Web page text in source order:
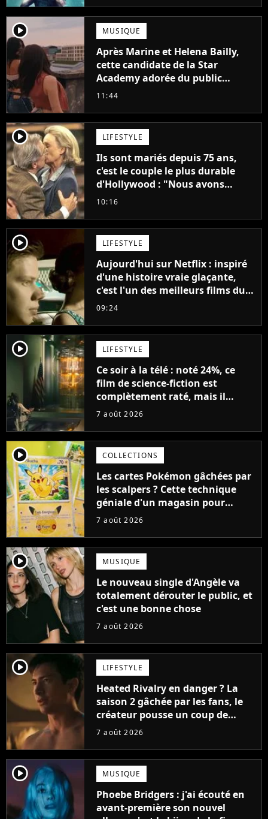
player2 MUSIQUE
Après Marine et Helena Bailly,
cette candidate de la Star
Academy adorée du public
annonce son premier album,
11:44
player2 LIFESTYLE
Ils sont mariés depuis 75 ans,
c'est le couple le plus durable
d'Hollywood : "Nous avons
avancé jour après jour, et les
décennies"
10:16
player2 LIFESTYLE
Aujourd'hui sur Netflix : inspiré
d'une histoire vraie glaçante,
c'est l'un des meilleurs films du
21ème siècle
09:24
player2 LIFESTYLE
Ce soir à la télé : noté 24%, ce
film de science-fiction est
complètement raté, mais il
aurait pu être encore pire à
7 août 2026
player2 COLLECTIONS
Les cartes Pokémon gâchées par
les scalpers ? Cette technique
géniale d'un magasin pour
ruiner les revendeurs
7 août 2026
player2 MUSIQUE
Le nouveau single d'Angèle va
totalement dérouter le public, et
c'est une bonne chose
7 août 2026
player2 LIFESTYLE
Heated Rivalry en danger ? La
saison 2 gâchée par les fans, le
créateur pousse un coup de
gueule
7 août 2026
player2 MUSIQUE
Phoebe Bridgers : j'ai écouté en
avant-première son nouvel